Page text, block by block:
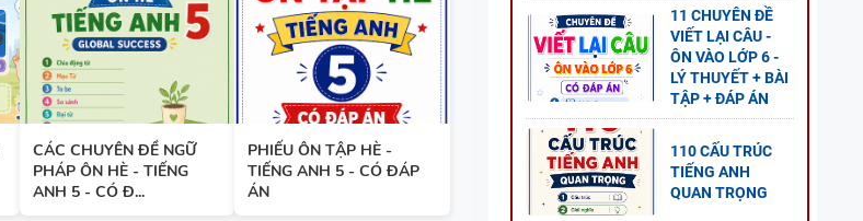
TỪ VỰNG VÀ NGỮ PHÁP - TIẾNG
ANH 6 - HỌC KỲ 1 - FILE WORD +
ẢNH MINH HỌA
CÁC CHUYÊN ĐỀ NGỮ
PHÁP ÔN HÈ - TIẾNG
ANH 5 - CÓ Đ...
PHIẾU ÔN TẬP HÈ -
TIẾNG ANH 5 - CÓ ĐÁP
ÁN
11 CHUYÊN ĐỀ
VIẾT LẠI CÂU -
ÔN VÀO LỚP 6 -
LÝ THUYẾT + BÀI
TẬP + ĐÁP ÁN
110 CẤU TRÚC
TIẾNG ANH
QUAN TRỌNG